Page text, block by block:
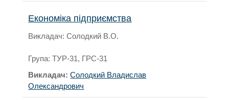
Економіка підприємства
Викладач: Солодкий В.О.
Група: ТУР-31, ГРС-31
Викладач:Солодкий Владислав
Олександрович